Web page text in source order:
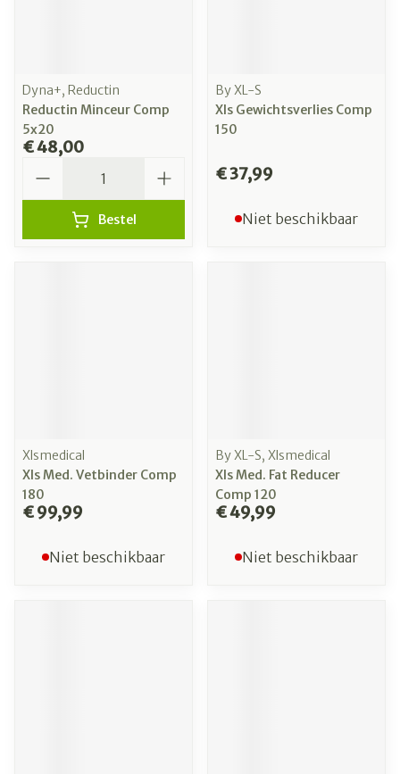
Dyna+, Reductin
Reductin Minceur Comp
5x20
€ 48,00
Bestel
By XL-S
Xls Gewichtsverlies Comp
150
€ 37,99
Niet beschikbaar
Xlsmedical
Xls Med. Vetbinder Comp
180
€ 99,99
Niet beschikbaar
By XL-S, Xlsmedical
Xls Med. Fat Reducer
Comp 120
€ 49,99
Niet beschikbaar